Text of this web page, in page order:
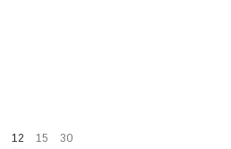
12 15 30